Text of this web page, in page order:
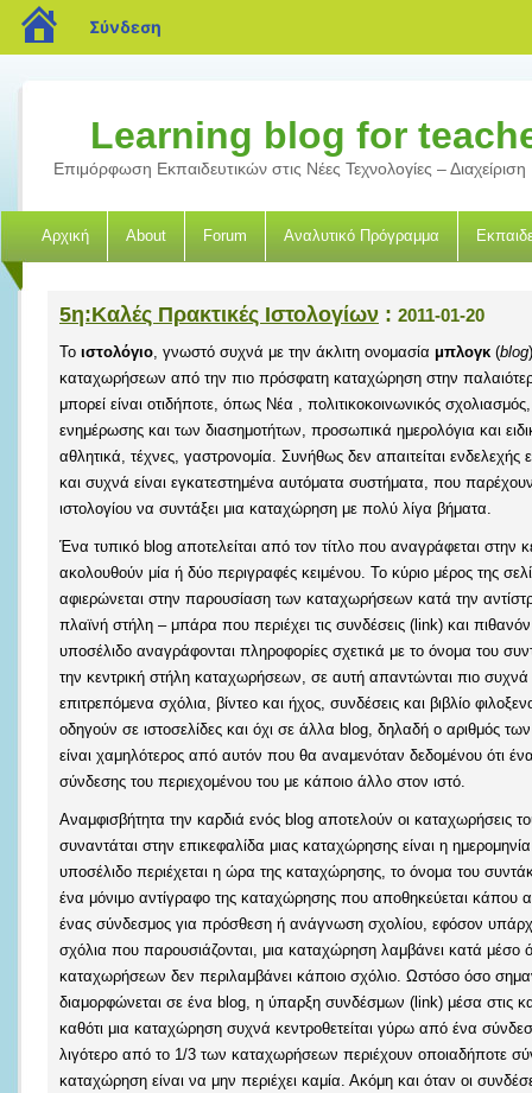
blogs.sch.gr
Σύνδεση
Learning blog for
Επιμόρφωση Εκπαιδευτικών στις Νέες Τεχνολογίες – Διαχείριση
Αρχική About Forum Αναλυτικό Πρόγραμμα
5η:Καλές Πρακτικές Ιστολογίων : 2011-01-20
To ιστολόγιο, γνωστό συχνά με την άκλιτη ονομασία μπλογκ (blog
καταχωρήσεων από την πιο πρόσφατη καταχώρηση στην
μπορεί είναι οτιδήποτε, όπως Νέα , πολιτικοκοινωνικός
ενημέρωσης και των διασημοτήτων, προσωπικά ημερολόγια και
αθλητικά, τέχνες, γαστρονομία. Συνήθως δεν απαιτείται ενδελεχής
και συχνά είναι εγκατεστημένα αυτόματα συστήματα, που παρέχουν
ιστολογίου να συντάξει μια καταχώρηση με πολύ λίγα βήματα.
Ένα τυπικό blog αποτελείται από τον τίτλο που αναγράφεται στην
ακολουθούν μία ή δύο περιγραφές κειμένου. Το κύριο μέρος της
αφιερώνεται στην παρουσίαση των καταχωρήσεων κατά την
πλαϊνή στήλη – μπάρα που περιέχει τις συνδέσεις (link) και
υποσέλιδο αναγράφονται πληροφορίες σχετικά με το όνομα του
την κεντρική στήλη καταχωρήσεων, σε αυτή απαντώνται πιο συχνά
επιτρεπόμενα σχόλια, βίντεο και ήχος, συνδέσεις και βιβλίο
οδηγούν σε ιστοσελίδες και όχι σε άλλα blog, δηλαδή ο αριθμός
είναι χαμηλότερος από αυτόν που θα αναμενόταν δεδομένου ότι
σύνδεσης του περιεχομένου του με κάποιο άλλο στον ιστό.
Αναμφισβήτητα την καρδιά ενός blog αποτελούν οι καταχωρήσεις
συναντάται στην επικεφαλίδα μιας καταχώρησης είναι η
υποσέλιδο περιέχεται η ώρα της καταχώρησης, το όνομα του
ένα μόνιμο αντίγραφο της καταχώρησης που αποθηκεύεται κάπου
ένας σύνδεσμος για πρόσθεση ή ανάγνωση σχολίου, εφόσον
σχόλια που παρουσιάζονται, μια καταχώρηση λαμβάνει κατά μέσο
καταχωρήσεων δεν περιλαμβάνει κάποιο σχόλιο. Ωστόσο όσο
διαμορφώνεται σε ένα blog, η ύπαρξη συνδέσμων (link) μέσα στις
καθότι μια καταχώρηση συχνά κεντροθετείται γύρω από ένα
λιγότερο από το 1/3 των καταχωρήσεων περιέχουν οποιαδήποτε
καταχώρηση είναι να μην περιέχει καμία. Ακόμη και όταν οι